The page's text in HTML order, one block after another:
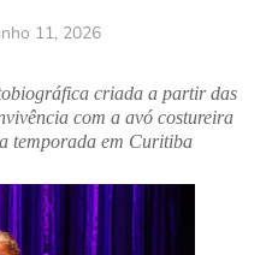
11, 2026
criada a partir das
com a avó costureira
temporada em Curitiba